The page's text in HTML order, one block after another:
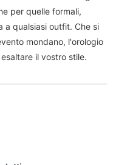
per quelle formali,
qualsiasi outfit. Che si
mondano, l'orologio
il vostro stile.